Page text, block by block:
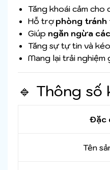
Tăng khoái cảm cho
Hỗ trợphòng tránh
Giúp ngăn ngừa
Tăng sự tự tin và
Mang lại trải nghiệm
🔹 Thông
Đặc
Tên